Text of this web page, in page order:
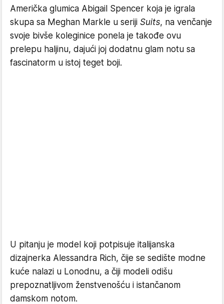
Američka glumica Abigail Spencer koja je igrala
skupa sa Meghan Markle u seriji Suits, na venčanje
svoje bivše koleginice ponela je takođe ovu
prelepu haljinu, dajući joj dodatnu glam notu sa
fascinatorm u istoj teget boji.
U pitanju je model koji potpisuje italijanska
dizajnerka Alessandra Rich, čije se sedište modne
kuće nalazi u Lonodnu, a čiji modeli odišu
prepoznatljivom ženstvenošću i istančanom
damskom notom.